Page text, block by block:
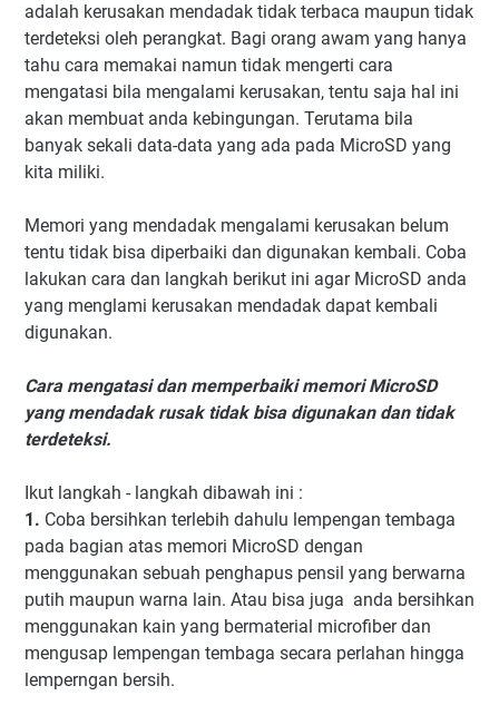
adalah kerusakan mendadak tidak terbaca maupun tidak
terdeteksi oleh perangkat. Bagi orang awam yang hanya
tahu cara memakai namun tidak mengerti cara
mengatasi bila mengalami kerusakan, tentu saja hal ini
akan membuat anda kebingungan. Terutama bila
banyak sekali data-data yang ada pada MicroSD yang
kita miliki.
Memori yang mendadak mengalami kerusakan belum
tentu tidak bisa diperbaiki dan digunakan kembali. Coba
lakukan cara dan langkah berikut ini agar MicroSD anda
yang menglami kerusakan mendadak dapat kembali
digunakan.
Cara mengatasi dan memperbaiki memori MicroSD
yang mendadak rusak tidak bisa digunakan dan tidak
terdeteksi.
Ikut langkah - langkah dibawah ini :
1. Coba bersihkan terlebih dahulu lempengan tembaga
pada bagian atas memori MicroSD dengan
menggunakan sebuah penghapus pensil yang berwarna
putih maupun warna lain. Atau bisa juga anda bersihkan
menggunakan kain yang bermaterial microfiber dan
mengusap lempengan tembaga secara perlahan hingga
lemperngan bersih.